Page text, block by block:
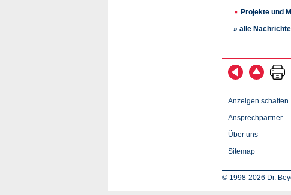
Projekte und
» alle
Anzeigen schalten
Ansprechpartner
Über uns
Sitemap
© 1998-2026 Dr.